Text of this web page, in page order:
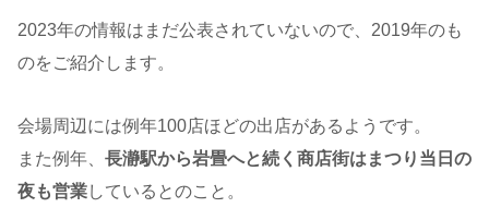
2023年の情報はまだ公表されていないので、2019年のも
のをご紹介します。
会場周辺には例年100店ほどの出店があるようです。
また例年、 長瀞駅から岩畳へと続く商店街はまつり当日の
夜も営業しているとのこと。